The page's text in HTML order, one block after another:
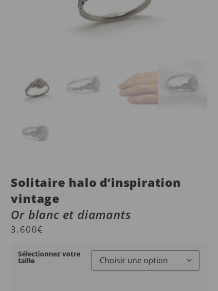
Solitaire halo d’inspiration
vintage
Or blanc et diamants
3.600€
Sélectionnez votre
taille